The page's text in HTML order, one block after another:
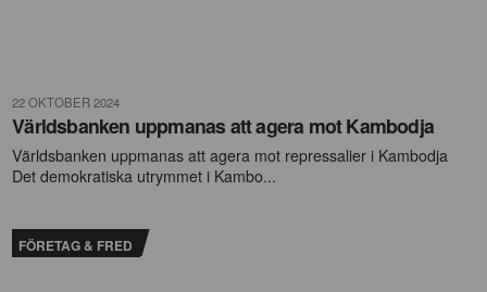
22 OKTOBER 2024
Världsbanken uppmanas att agera mot Kambodja
Världsbanken uppmanas att agera mot repressalier i Kambodja
Det demokratiska utrymmet i Kambo...
FÖRETAG & FRED